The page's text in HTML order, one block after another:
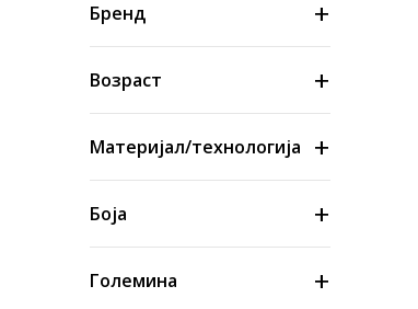
Бренд
Возраст
Материјал/технологија
Боја
Големина